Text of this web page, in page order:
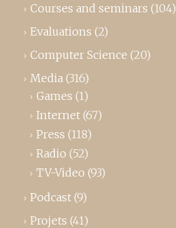
Courses and seminars (104)
Evaluations (2)
Computer Science (20)
Media (316)
Games (1)
Internet (67)
Press (118)
Radio (52)
TV-Video (93)
Podcast (9)
Projets (41)